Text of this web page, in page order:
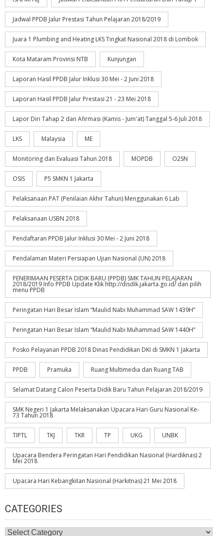
Jadwal PPDB Jalur Prestasi Tahun Pelajaran 2018/2019
Juara 1 Plumbing and Heating LKS Tingkat Nasional 2018 di Lombok
Kota Mataram Provinsi NTB Kunjungan
Laporan Hasil PPDB Jalur Inklusi 30 Mei - 2 Juni 2018
Laporan Hasil PPDB Jalur Prestasi 21 - 23 Mei 2018
Lapor Diri Tahap 2 dan Afirmasi (Kamis - Jum'at) Tanggal 5-6 Juli 2018
LKS Malaysia ME
Monitoring dan Evaluasi Tahun 2018 MOPDB O2SN
OSIS P5 SMKN 1 Jakarta
Pelaksanaan PAT (Penilaian Akhir Tahun) Menggunakan 6 Lab
Pelaksanaan USBN 2018
Pendaftaran PPDB Jalur Inklusi 30 Mei - 2 Juni 2018
Pendalaman Materi Persiapan Ujian Nasional (UN) 2018
PENERIMAAN PESERTA DIDIK BARU (PPDB) SMK TAHUN PELAJARAN
2018/2019 Info PPDB Update Klik http://disdik.jakarta.go.id/ dan pilih
menu PPDB
Peringatan Hari Besar Islam “Maulid Nabi Muhammad SAW 1439H”
Peringatan Hari Besar Islam “Maulid Nabi Muhammad SAW 1440H”
Posko Pelayanan PPDB 2018 Dinas Pendidikan DKI di SMKN 1 Jakarta
PPDB Pramuka Ruang Multimedia dan Ruang TAB
Selamat Datang Calon Peserta Didik Baru Tahun Pelajaran 2018/2019
SMK Negeri 1 Jakarta Melaksanakan Upacara Hari Guru Nasional Ke-
73 Tahun 2018
TIPTL TKJ TKR TP UKG UNBK
Upacara Bendera Peringatan Hari Pendidikan Nasional (Hardiknas) 2
Mei 2018
Upacara Hari Kebangkitan Nasional (Harkitnas) 21 Mei 2018
CATEGORIES
Categories